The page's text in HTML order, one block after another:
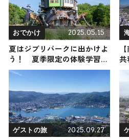
おでかけ 2025.05.15
夏はジブリパークに出かけよ
う！ 夏季限定の体験学習や
朝食の新メニューが登場
共
ゲストの旅 2025.09.27